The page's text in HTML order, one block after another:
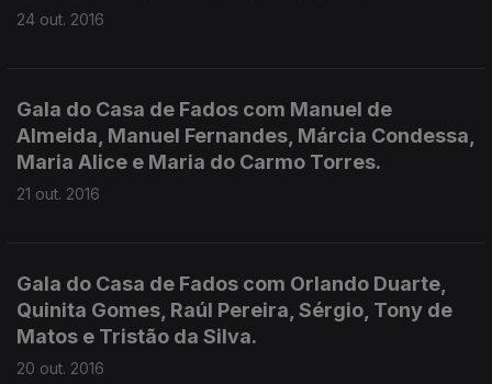
24 out. 2016
Gala do Casa de Fados com Manuel de
Almeida, Manuel Fernandes, Márcia Condessa,
Maria Alice e Maria do Carmo Torres.
21 out. 2016
Gala do Casa de Fados com Orlando Duarte,
Quinita Gomes, Raúl Pereira, Sérgio, Tony de
Matos e Tristão da Silva.
20 out. 2016